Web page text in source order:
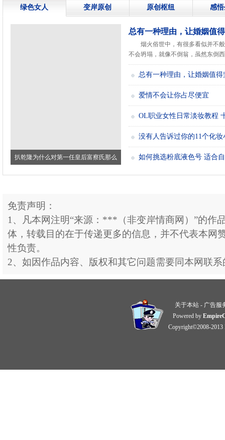
绿色女人 变岸原创 原创枢纽 感
扒乾隆为什么对第一任皇后富察氏那么
总有一种理由，让婚姻值
烟火俗世中，有很多看似并不
不会坍塌，就像不倒翁，虽然东倒
总有一种理由，让婚姻值得
爱情不会让你占尽便宜
OL职业女性日常淡妆教程
没有人告诉过你的11个化妆
如何挑选粉底液色号 适合
免责声明：
1、凡本网注明“来源：***（非变岸情商网）”的作
体，转载目的在于传递更多的信息，并不代表本网
性负责。
2、如因作品内容、版权和其它问题需要同本网联
关于本站 - 广告服
Powered by
Copyright©2008-2013